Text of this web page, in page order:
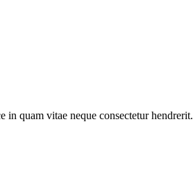
in quam vitae neque consectetur hendrerit.